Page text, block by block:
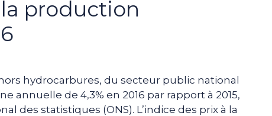
production
hydrocarbures, du secteur public national
annuelle de 4,3% en 2016 par rapport à 2015,
des statistiques (ONS). L’indice des prix à la